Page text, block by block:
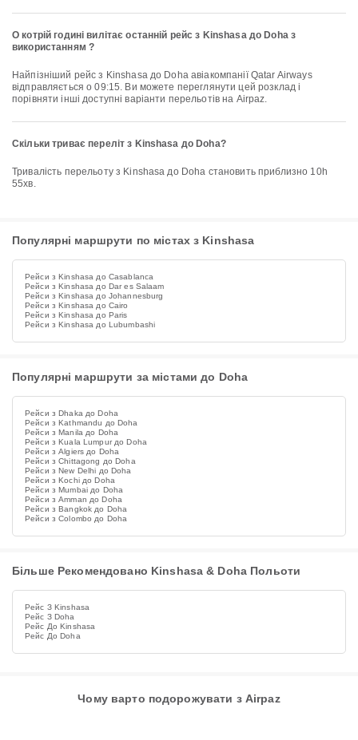
О котрій годині вилітає останній рейс з Kinshasa до Doha з
використанням ?
Найпізніший рейс з Kinshasa до Doha авіакомпанії Qatar Airways
відправляється о 09:15. Ви можете переглянути цей розклад і
порівняти інші доступні варіанти перельотів на Airpaz.
Скільки триває переліт з Kinshasa до Doha?
Тривалість перельоту з Kinshasa до Doha становить приблизно 10h
55хв.
Популярні маршрути по містах з Kinshasa
Рейси з Kinshasa до Casablanca
Рейси з Kinshasa до Dar es Salaam
Рейси з Kinshasa до Johannesburg
Рейси з Kinshasa до Cairo
Рейси з Kinshasa до Paris
Рейси з Kinshasa до Lubumbashi
Популярні маршрути за містами до Doha
Рейси з Dhaka до Doha
Рейси з Kathmandu до Doha
Рейси з Manila до Doha
Рейси з Kuala Lumpur до Doha
Рейси з Algiers до Doha
Рейси з Chittagong до Doha
Рейси з New Delhi до Doha
Рейси з Kochi до Doha
Рейси з Mumbai до Doha
Рейси з Amman до Doha
Рейси з Bangkok до Doha
Рейси з Colombo до Doha
Більше Рекомендовано Kinshasa & Doha Польоти
Рейс З Kinshasa
Рейс З Doha
Рейс До Kinshasa
Рейс До Doha
Чому варто подорожувати з Airpaz